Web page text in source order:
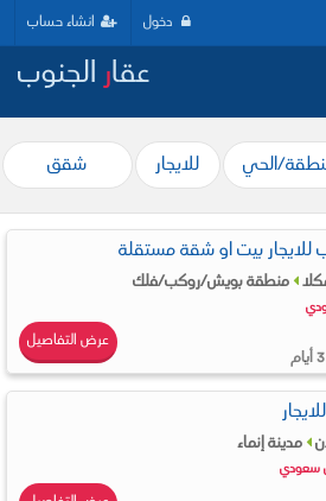
دخول انشاء حساب
عقارالجنوب
الحي للايجار شقق
بيت او شقة مستقلة
منطقة بويش/روكب/فلك
عرض التفاصيل
مدينة إنماء